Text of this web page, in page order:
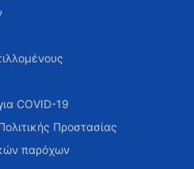
COVID-19
Προστασίας
παρόχων